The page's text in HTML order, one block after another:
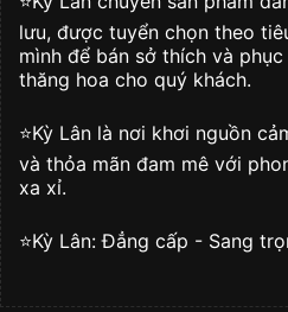
lưu, được tuyển chọn theo
mình để bán sở thích và
thăng hoa cho quý khách.
⭐️Kỳ Lân là nơi khơi nguồn
và thỏa mãn đam mê với
xa xỉ.
⭐️Kỳ Lân: Đẳng cấp - Sang